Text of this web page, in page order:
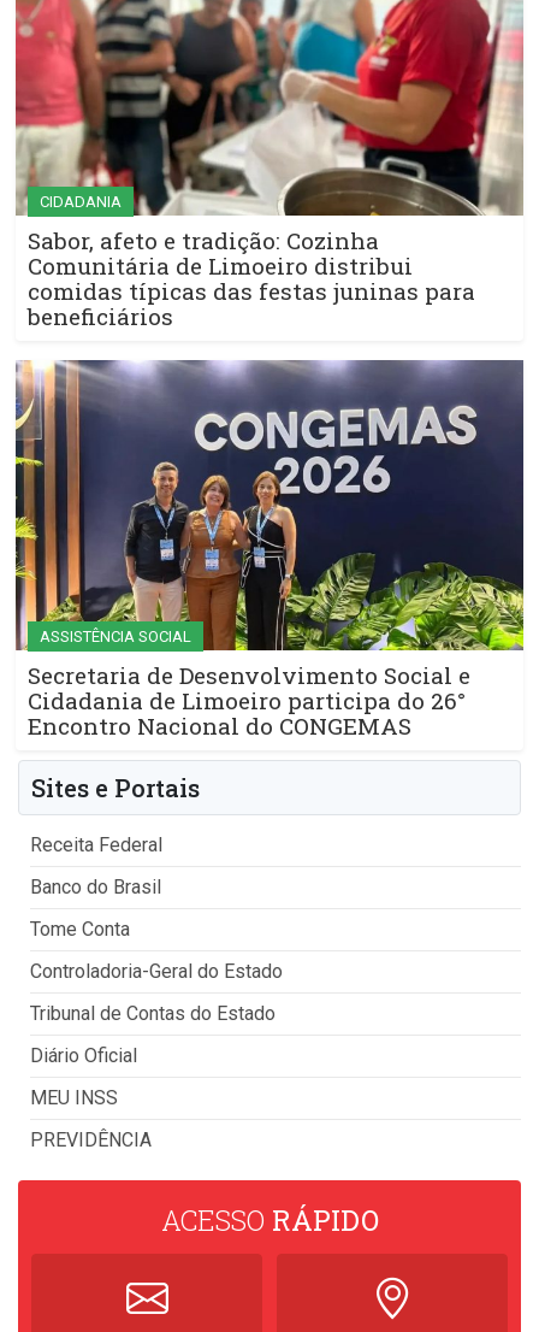
CIDADANIA
Sabor, afeto e tradição: Cozinha
Comunitária de Limoeiro distribui
comidas típicas das festas juninas para
beneficiários
ASSISTÊNCIA SOCIAL
Secretaria de Desenvolvimento Social e
Cidadania de Limoeiro participa do 26°
Encontro Nacional do CONGEMAS
Sites e Portais
Receita Federal
Banco do Brasil
Tome Conta
Controladoria-Geral do Estado
Tribunal de Contas do Estado
Diário Oficial
MEU INSS
PREVIDÊNCIA
ACESSO RÁPIDO